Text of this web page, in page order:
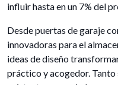
influir hasta en un 7% del
Desde puertas de garaje
innovadoras para el
ideas de diseño
práctico y acogedor. Tanto